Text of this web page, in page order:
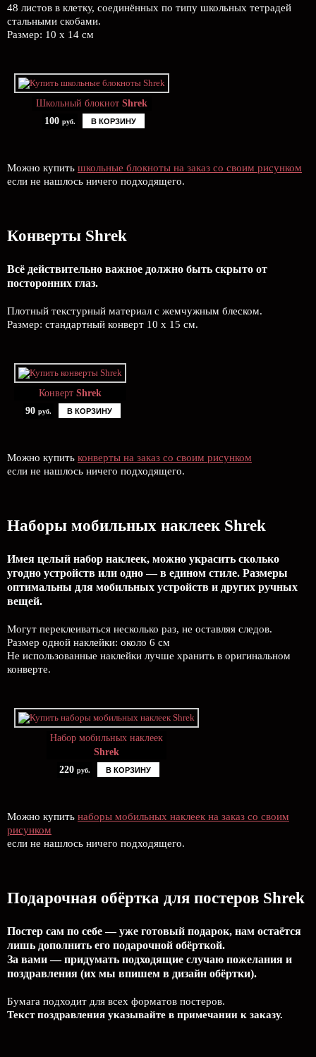
48 листов в клетку, соединённых по типу школьных тетрадей
стальными скобами.
Размер: 10 x 14 см
Школьный блокнот Shrek
100 руб. В КОРЗИНУ
Можно купить школьные блокноты на заказ со своим рисунком
если не нашлось ничего подходящего.
Конверты Shrek
Всё действительно важное должно быть скрыто от
посторонних глаз.
Плотный текстурный материал с жемчужным блеском.
Размер: стандартный конверт 10 х 15 см.
Конверт Shrek
90 руб. В КОРЗИНУ
Можно купить конверты на заказ со своим рисунком
если не нашлось ничего подходящего.
Наборы мобильных наклеек Shrek
Имея целый набор наклеек, можно украсить сколько
угодно устройств или одно — в едином стиле. Размеры
оптимальны для мобильных устройств и других ручных
вещей.
Могут переклеиваться несколько раз, не оставляя следов.
Размер одной наклейки: около 6 см
Не использованные наклейки лучше хранить в оригинальном
конверте.
Набор мобильных наклеек
Shrek
220 руб. В КОРЗИНУ
Можно купить наборы мобильных наклеек на заказ со своим
рисунком
если не нашлось ничего подходящего.
Подарочная обёртка для постеров Shrek
Постер сам по себе — уже готовый подарок, нам остаётся
лишь дополнить его подарочной обёрткой.
За вами — придумать подходящие случаю пожелания и
поздравления (их мы впишем в дизайн обёртки).
Бумага подходит для всех форматов постеров.
Текст поздравления указывайте в примечании к заказу.